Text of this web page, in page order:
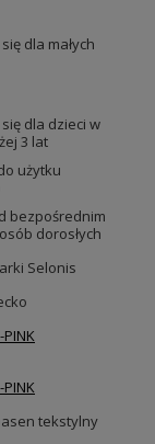
dla małych
dla dzieci w
3 lat
użytku
bezpośrednim
dorosłych
Selonis
PINK
PINK
tekstylny